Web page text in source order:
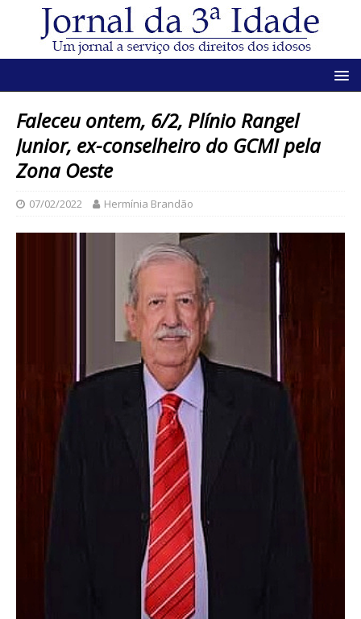
Faleceu ontem, 6/2, Plínio Rangel
Junior, ex-conselheiro do GCMI pela
Zona Oeste
07/02/2022 Hermínia Brandão